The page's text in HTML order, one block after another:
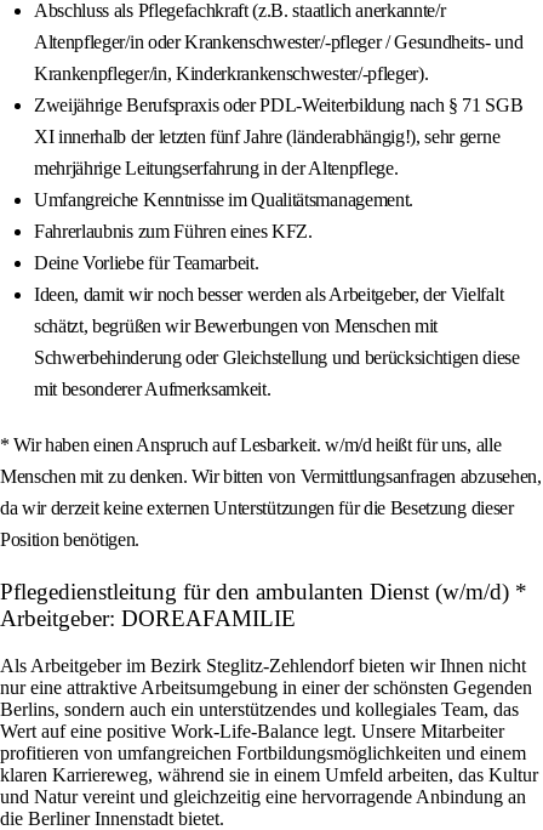
Abschluss als Pflegefachkraft (z.B. staatlich anerkannte/r
Altenpfleger/in oder Krankenschwester/-pfleger / Gesundheits- und
Krankenpfleger/in, Kinderkrankenschwester/-pfleger).
Zweijährige Berufspraxis oder PDL-Weiterbildung nach § 71 SGB
XI innerhalb der letzten fünf Jahre (länderabhängig!), sehr gerne
mehrjährige Leitungserfahrung in der Altenpflege.
Umfangreiche Kenntnisse im Qualitätsmanagement.
Fahrerlaubnis zum Führen eines KFZ.
Deine Vorliebe für Teamarbeit.
Ideen, damit wir noch besser werden als Arbeitgeber, der Vielfalt
schätzt, begrüßen wir Bewerbungen von Menschen mit
Schwerbehinderung oder Gleichstellung und berücksichtigen diese
mit besonderer Aufmerksamkeit.
* Wir haben einen Anspruch auf Lesbarkeit. w/m/d heißt für uns, alle
Menschen mit zu denken. Wir bitten von Vermittlungsanfragen abzusehen,
da wir derzeit keine externen Unterstützungen für die Besetzung dieser
Position benötigen.
Pflegedienstleitung für den ambulanten Dienst (w/m/d) *
Arbeitgeber: DOREAFAMILIE
Als Arbeitgeber im Bezirk Steglitz-Zehlendorf bieten wir Ihnen nicht
nur eine attraktive Arbeitsumgebung in einer der schönsten Gegenden
Berlins, sondern auch ein unterstützendes und kollegiales Team, das
Wert auf eine positive Work-Life-Balance legt. Unsere Mitarbeiter
profitieren von umfangreichen Fortbildungsmöglichkeiten und einem
klaren Karriereweg, während sie in einem Umfeld arbeiten, das Kultur
und Natur vereint und gleichzeitig eine hervorragende Anbindung an
die Berliner Innenstadt bietet.